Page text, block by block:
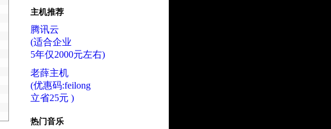
主机推荐
腾讯云
(适合企业
5年仅2000元左右)
老薛主机
(优惠码:feilong
立省25元 )
热门音乐